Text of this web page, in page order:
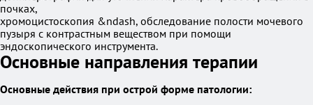
почках,
хромоцистоскопия &ndash, обследование полости мочевого
пузыря с контрастным веществом при помощи
эндоскопического инструмента.
Основные направления терапии
Основные действия при острой форме патологии: